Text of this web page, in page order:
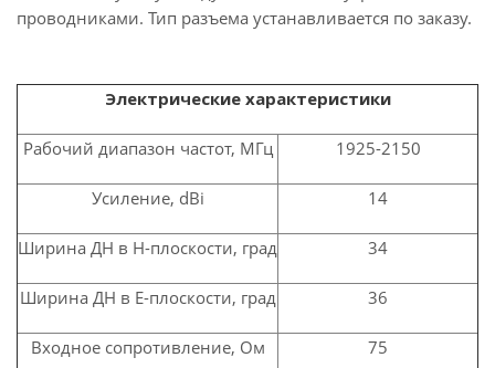
проводниками. Тип разъема устанавливается по заказу.
Электрические характеристики
Рабочий диапазон частот, МГц 1925-2150
Усиление, dBi 14
Ширина ДН в Н-плоскости, град 34
Ширина ДН в Е-плоскости, град 36
Входное сопротивление, Ом 75